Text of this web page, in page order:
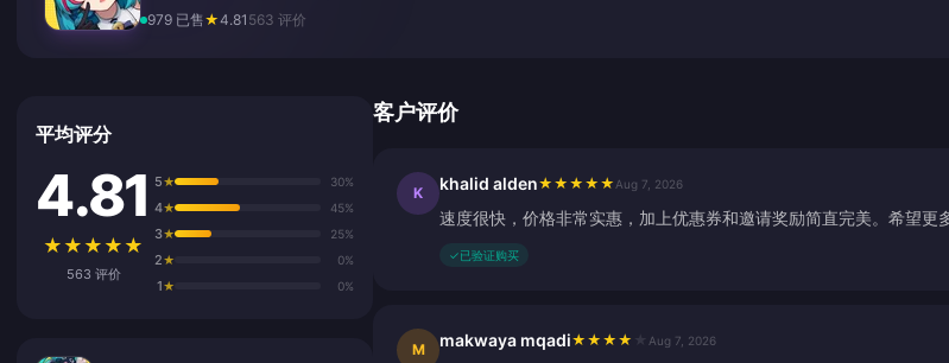
979 已售★4.81 563 评价
平均评分
4.81
★ ★ ★ ★ ★
563 评价
5★ 30%
4★ 45%
3★ 25%
2★ 0%
1★ 0%
客户评价
K khalid alden★ ★ ★ ★ ★ Aug 7, 2026
速度很快，价格非常实惠，加上优惠券和邀请奖励简直完美。希望更
✓已验证购买
M makwaya mqadi★ ★ ★ ★ Aug 7, 2026